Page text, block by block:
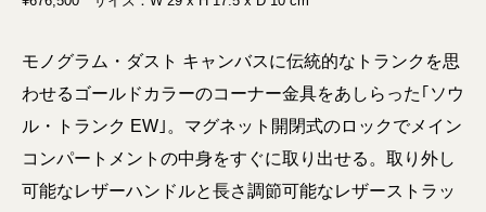
モノグラム・ダスト キャンバスに伝統的なトランクを思
わせるゴールドカラーのコーナー金具をあしらった｢ソウ
ル・トランク EW｣。マグネット開閉式のロックでメイン
コンパートメントの中身をすぐに取り出せる。取り外し
可能なレザーハンドルと長さ調節可能なレザーストラッ